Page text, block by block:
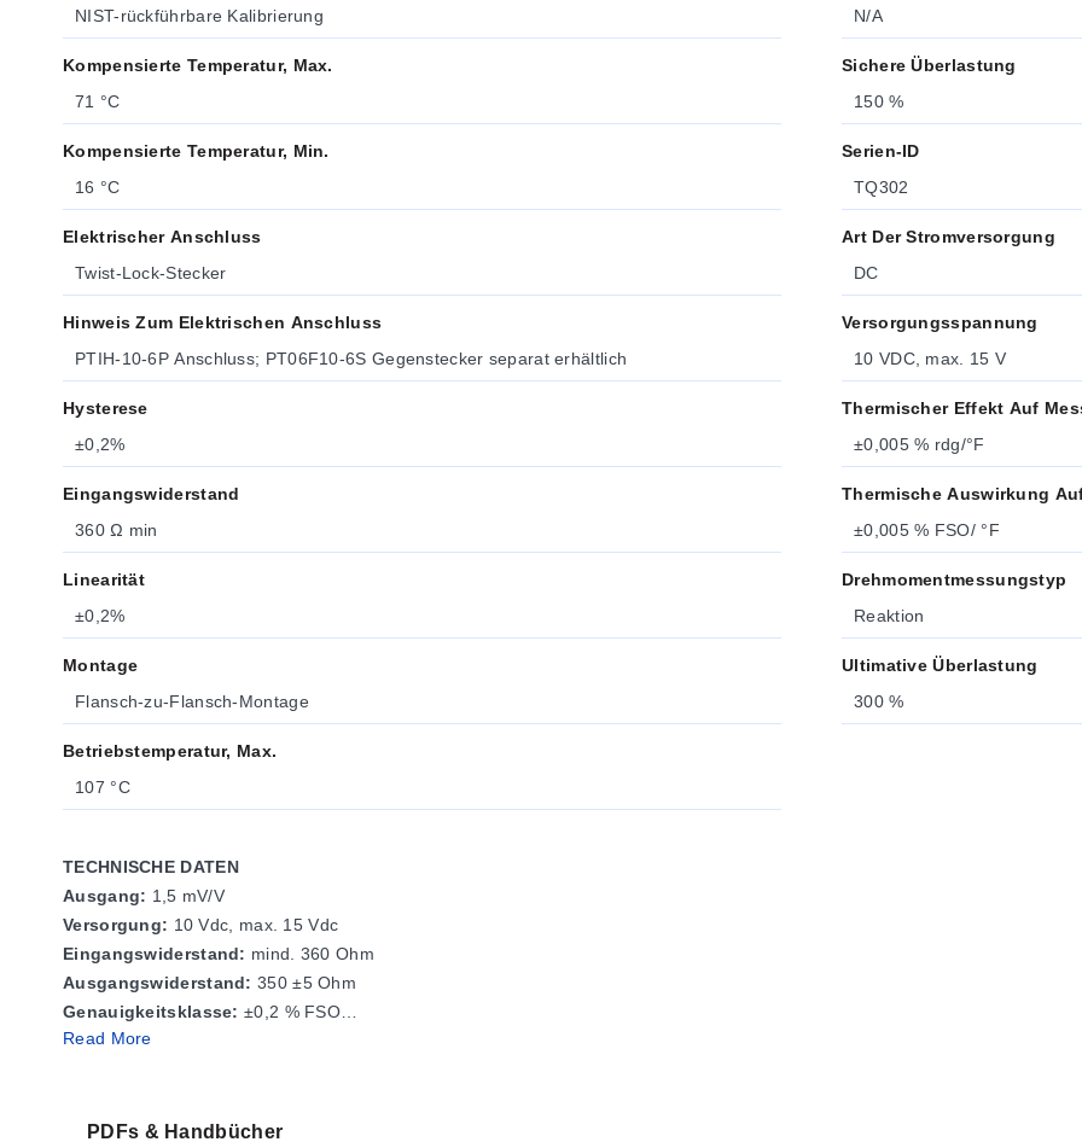
NIST-rückführbare Kalibrierung
Kompensierte Temperatur, Max.
71 °C
Kompensierte Temperatur, Min.
16 °C
Elektrischer Anschluss
Twist-Lock-Stecker
Hinweis Zum Elektrischen Anschluss
PTIH-10-6P Anschluss; PT06F10-6S Gegenstecker separat erhältlich
Hysterese
±0,2%
Eingangswiderstand
360 Ω min
Linearität
±0,2%
Montage
Flansch-zu-Flansch-Montage
Betriebstemperatur, Max.
107 °C
N/A
Sichere Überlastung
150 %
Serien-ID
TQ302
Art Der Stromversorgung
DC
Versorgungsspannung
10 VDC, max. 15 V
Thermischer Effekt Auf
±0,005 % rdg/°F
Thermische Auswirkung
±0,005 % FSO/ °F
Drehmomentmessungstyp
Reaktion
Ultimative Überlastung
300 %
TECHNISCHE DATEN
Ausgang: 1,5 mV/V
Versorgung: 10 Vdc, max. 15 Vdc
Eingangs­widerstand: mind. 360 Ohm
Ausgangs­widerstand: 350 ±5 Ohm
Genauigkeits­klasse: ±0,2 % FSO
Linearität:
Nullpunkt­ausgleich:±1 % FSO
Read More
PDFs & Handbücher